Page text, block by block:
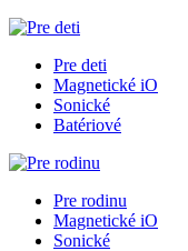
Pre deti
Magnetické iO
Sonické
Batériové
Pre rodinu
Magnetické iO
Sonické